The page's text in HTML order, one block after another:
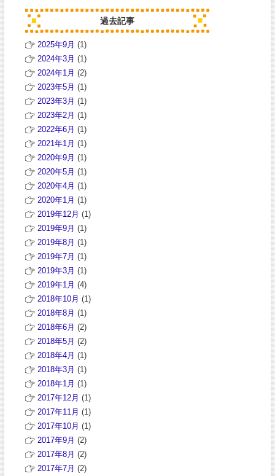
過去記事
2025年9月 (1)
2024年3月 (1)
2024年1月 (2)
2023年5月 (1)
2023年3月 (1)
2023年2月 (1)
2022年6月 (1)
2021年1月 (1)
2020年9月 (1)
2020年5月 (1)
2020年4月 (1)
2020年1月 (1)
2019年12月 (1)
2019年9月 (1)
2019年8月 (1)
2019年7月 (1)
2019年3月 (1)
2019年1月 (4)
2018年10月 (1)
2018年8月 (1)
2018年6月 (2)
2018年5月 (2)
2018年4月 (1)
2018年3月 (1)
2018年1月 (1)
2017年12月 (1)
2017年11月 (1)
2017年10月 (1)
2017年9月 (2)
2017年8月 (2)
2017年7月 (2)